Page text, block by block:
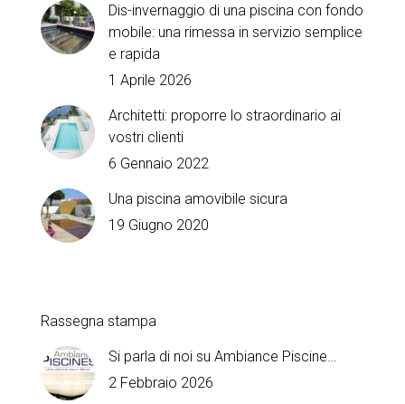
Dis-invernaggio di una piscina con fondo
mobile: una rimessa in servizio semplice
e rapida
1 Aprile 2026
Architetti: proporre lo straordinario ai
vostri clienti
6 Gennaio 2022
Una piscina amovibile sicura
19 Giugno 2020
Rassegna stampa
Si parla di noi su Ambiance Piscine…
2 Febbraio 2026